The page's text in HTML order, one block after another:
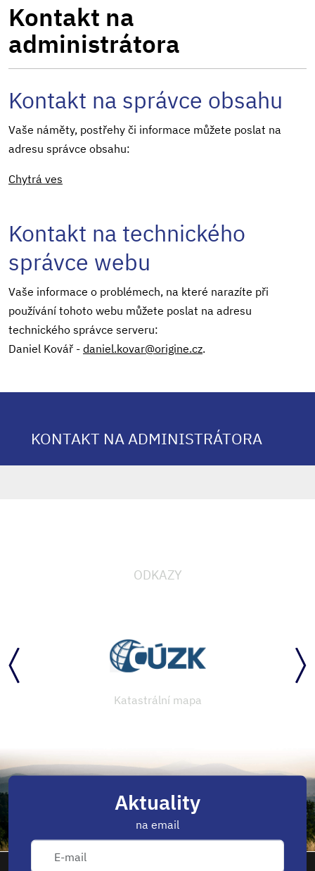
Kontakt na
administrátora
Kontakt na správce obsahu
Vaše náměty, postřehy či informace můžete poslat na
adresu správce obsahu:
Chytrá ves
Kontakt na technického
správce webu
Vaše informace o problémech, na které narazíte při
používání tohoto webu můžete poslat na adresu
technického správce serveru:
Daniel Kovář - daniel.kovar@origine.cz.
KONTAKT NA ADMINISTRÁTORA
ODKAZY
Katastrální mapa
Aktuality
na email